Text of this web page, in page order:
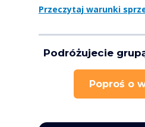
Przeczytaj warunki
Podróżujecie
Poproś o